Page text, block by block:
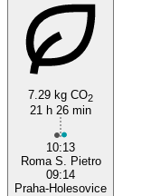
7.29 kg CO2
21 h 26 min
10:13
Roma S. Pietro
09:14
Praha-Holesovice